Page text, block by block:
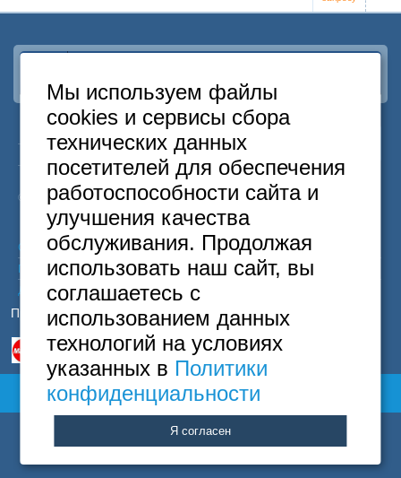
Бесплатный
418-22-18
8 800 222-58-32
© 2015 Hostels of Moscow. Все права защищены.
Согласие на обработку персональных данных
Политика конфиденциальности
Договор оферты
Принимаем к оплате
Мы используем файлы
cookies и сервисы сбора
технических данных
посетителей для обеспечения
работоспособности сайта и
улучшения качества
обслуживания. Продолжая
использовать наш сайт, вы
соглашаетесь с
использованием данных
технологий на условиях
указанных в Политики
конфиденциальности
Я согласен
Полная версия сайта
8 (800) 222-58-32
+7 (495) 646-74-40
Петербург
Полная версия сайта